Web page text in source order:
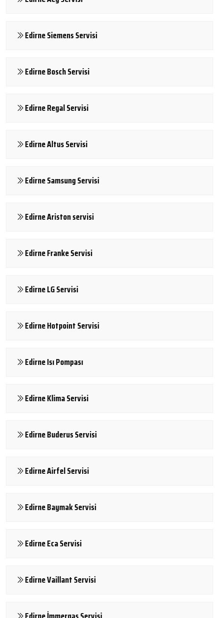
Edirne Siemens Servisi
Edirne Bosch Servisi
Edirne Regal Servisi
Edirne Altus Servisi
Edirne Samsung Servisi
Edirne Ariston servisi
Edirne Franke Servisi
Edirne LG Servisi
Edirne Hotpoint Servisi
Edirne Isı Pompası
Edirne Klima Servisi
Edirne Buderus Servisi
Edirne Airfel Servisi
Edirne Baymak Servisi
Edirne Eca Servisi
Edirne Vaillant Servisi